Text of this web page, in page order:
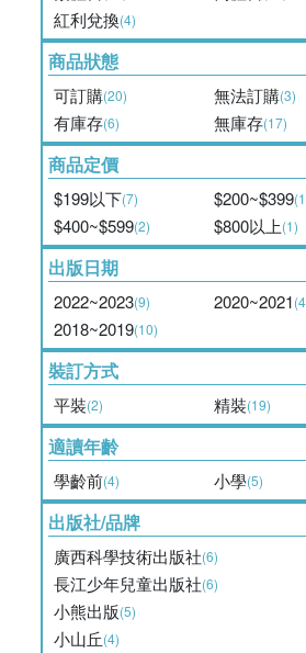
紅利兌換(4)
商品狀態
可訂購(20) 無法訂購(3)
有庫存(6) 無庫存(17)
商品定價
$199以下(7) $200~$399
$400~$599(2) $800以上(1)
出版日期
2022~2023(9) 2020~2021
2018~2019(10)
裝訂方式
平裝(2) 精裝(19)
適讀年齡
學齡前(4) 小學(5)
出版社/品牌
廣西科學技術出版社(6)
長江少年兒童出版社(6)
小熊出版(5)
小山丘(4)